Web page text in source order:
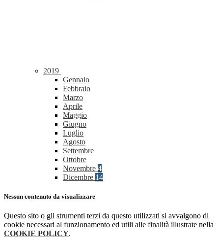
2019
Gennaio
Febbraio
Marzo
Aprile
Maggio
Giugno
Luglio
Agosto
Settembre
Ottobre
Novembre 4
Dicembre 14
Nessun contenuto da visualizzare
Questo sito o gli strumenti terzi da questo utilizzati si avvalgono di
cookie necessari al funzionamento ed utili alle finalità illustrate nella
COOKIE POLICY.